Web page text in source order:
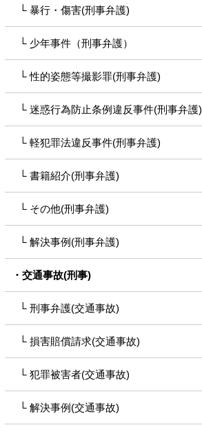
暴行・傷害(刑事弁護)
少年事件（刑事弁護）
性的姿態等撮影罪(刑事弁護)
迷惑行為防止条例違反事件(刑事弁護)
軽犯罪法違反事件(刑事弁護)
書籍紹介(刑事弁護)
その他(刑事弁護)
解決事例(刑事弁護)
交通事故(刑事)
刑事弁護(交通事故)
損害賠償請求(交通事故)
犯罪被害者(交通事故)
解決事例(交通事故)